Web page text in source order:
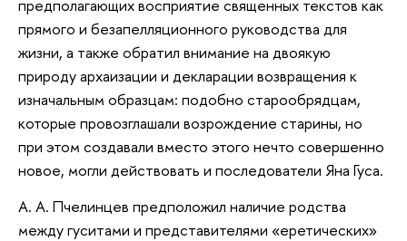
предполагающих восприятие священных текстов как
прямого и безапелляционного руководства для
жизни, а также обратил внимание на двоякую
природу архаизации и декларации возвращения к
изначальным образцам: подобно старообрядцам,
которые провозглашали возрождение старины, но
при этом создавали вместо этого нечто совершенно
новое, могли действовать и последователи Яна Гуса.
А. А. Пчелинцев предположил наличие родства
между гуситами и представителями «еретических»